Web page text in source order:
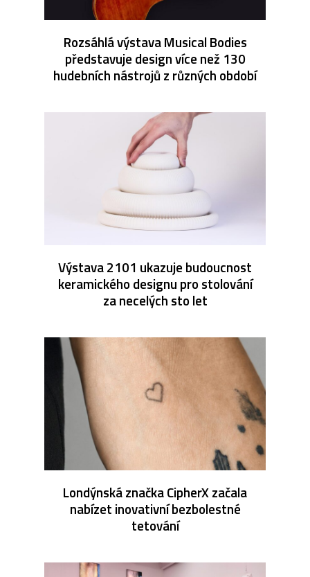
Rozsáhlá výstava Musical Bodies
představuje design více než 130
hudebních nástrojů z různých období
Výstava 2101 ukazuje budoucnost
keramického designu pro stolování
za necelých sto let
Londýnská značka CipherX začala
nabízet inovativní bezbolestné
tetování